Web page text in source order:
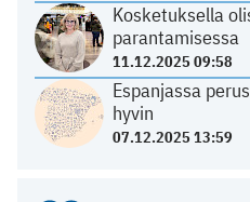
Kosketuksella
parantamisessa
11.12.2025 09:58
Espanjassa
hyvin
07.12.2025 13:59